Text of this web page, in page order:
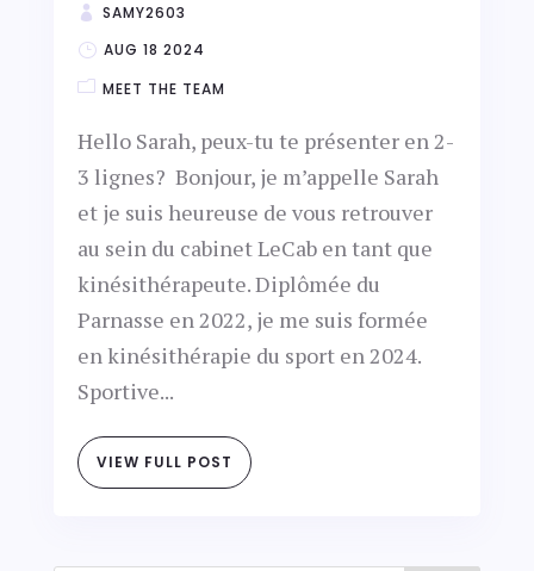
SAMY2603
AUG 18 2024
MEET THE TEAM
Hello Sarah, peux-tu te présenter en 2-
3 lignes? Bonjour, je m’appelle Sarah
et je suis heureuse de vous retrouver
au sein du cabinet LeCab en tant que
kinésithérapeute. Diplômée du
Parnasse en 2022, je me suis formée
en kinésithérapie du sport en 2024.
Sportive...
VIEW FULL POST